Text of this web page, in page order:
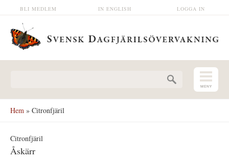
Hoppa till huvudinnehåll LOGGA IN
IN ENGLISH
BLI MEDLEM
Hem » Citronfjäril
Citronfjäril
Åskärr